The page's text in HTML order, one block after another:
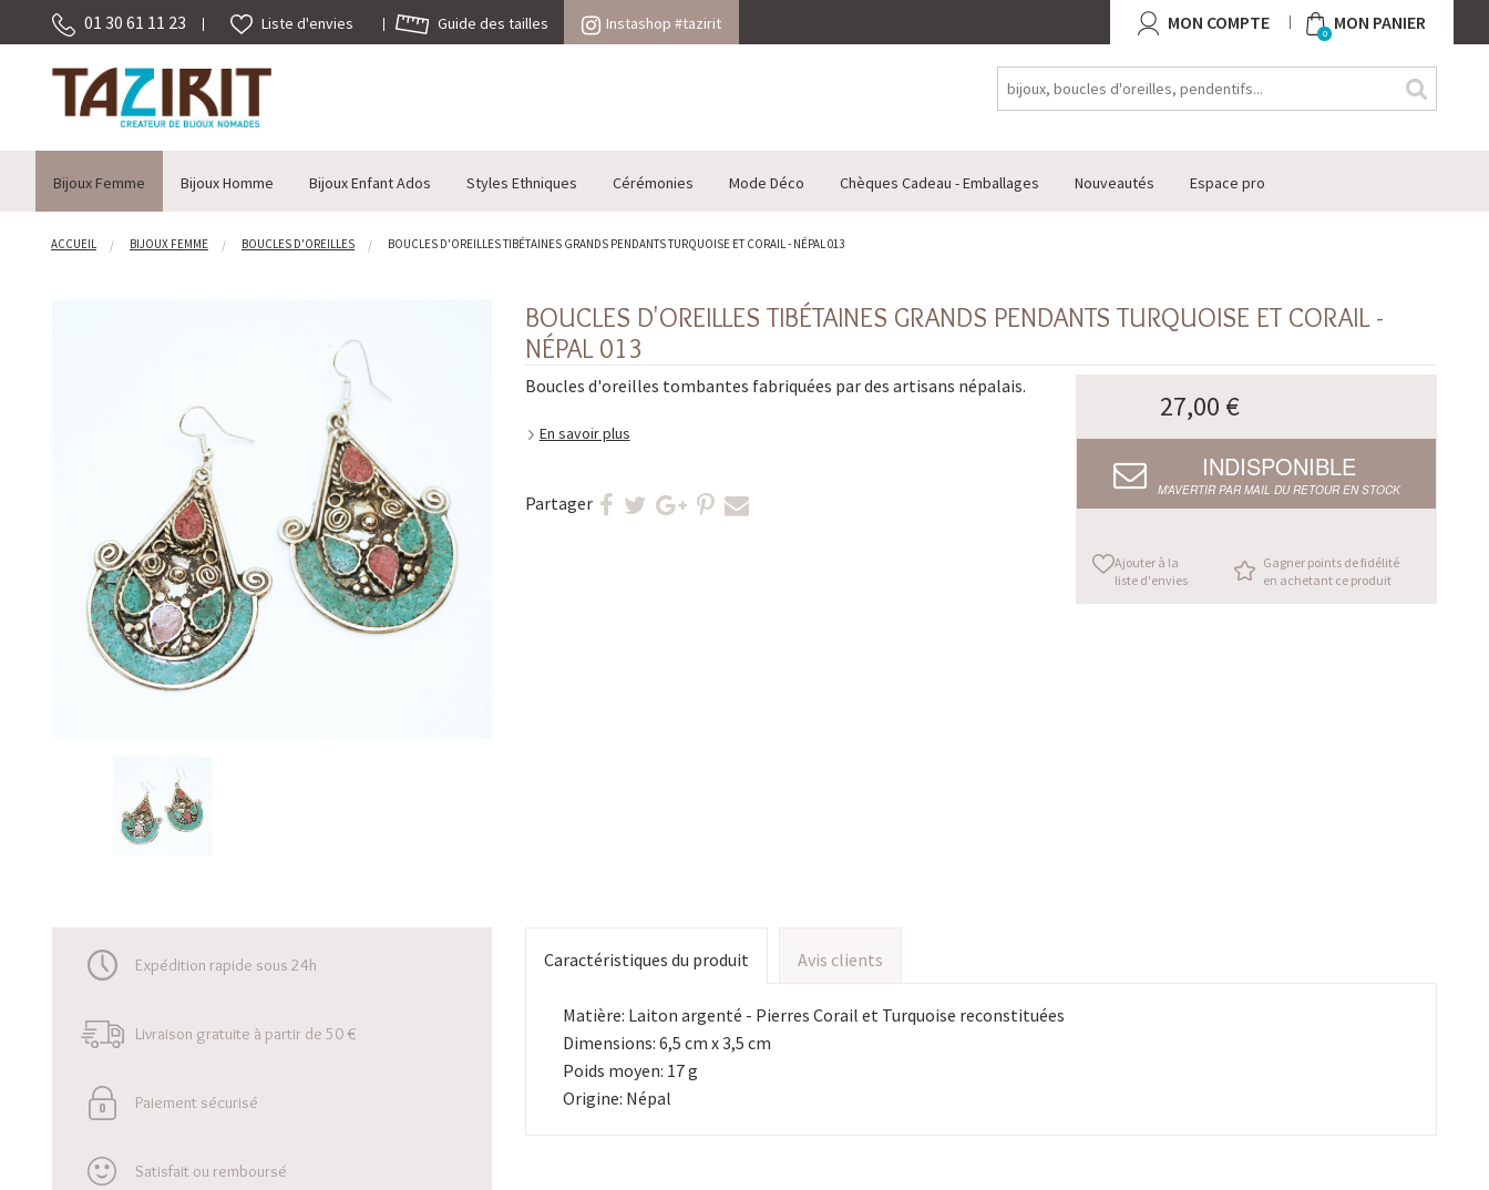
01 30 61 11 23 Liste d'envies Guide des tailles Instashop #tazirit MON COMPTE 0 MON PANIER
Bijoux Femme Bijoux Homme Bijoux Enfant Ados Styles Ethniques Cérémonies Mode Déco Chèques Cadeau - Emballages Nouveautés Espace pro
ACCUEIL BIJOUX FEMME BOUCLES D'OREILLES BOUCLES D'OREILLES TIBÉTAINES GRANDS PENDANTS TURQUOISE ET CORAIL - NÉPAL 013
BOUCLES D'OREILLES TIBÉTAINES GRANDS PENDANTS TURQUOISE ET CORAIL -
NÉPAL 013
Boucles d'oreilles tombantes fabriquées par des artisans népalais.
En savoir plus
Partager
27,00 €
INDISPONIBLE
M’AVERTIR PAR MAIL DU RETOUR EN STOCK
Ajouter à la
liste d'envies
Gagner points de fidélité
en achetant ce produit
Expédition rapide sous 24h
Livraison gratuite à partir de 50 €
Paiement sécurisé
Satisfait ou remboursé
Caractéristiques du produit Avis clients
Matière: Laiton argenté - Pierres Corail et Turquoise reconstituées
Dimensions: 6,5 cm x 3,5 cm
Poids moyen: 17 g
Origine: Népal